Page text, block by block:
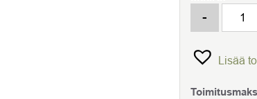
Paineruisku
-
Lisää